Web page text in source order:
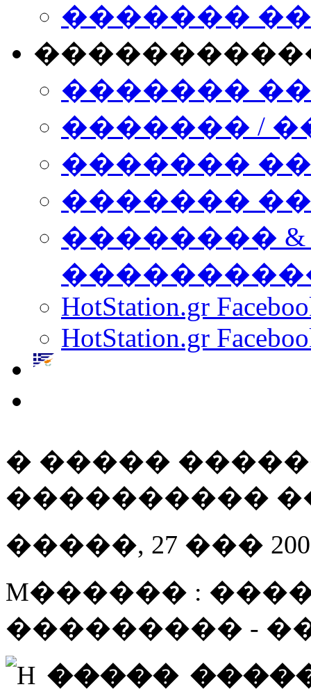
�������
�������
������� /
�������
������� ���
��������
HotStation.gr
HotStation.gr
� �����
����������
�����, 27 ��� 2007
M������ :
��������� -
H �����